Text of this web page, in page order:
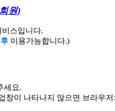
원)
스입니다.
이용가능합니다.)
세요.
창이 나타나지 않으면 브라우